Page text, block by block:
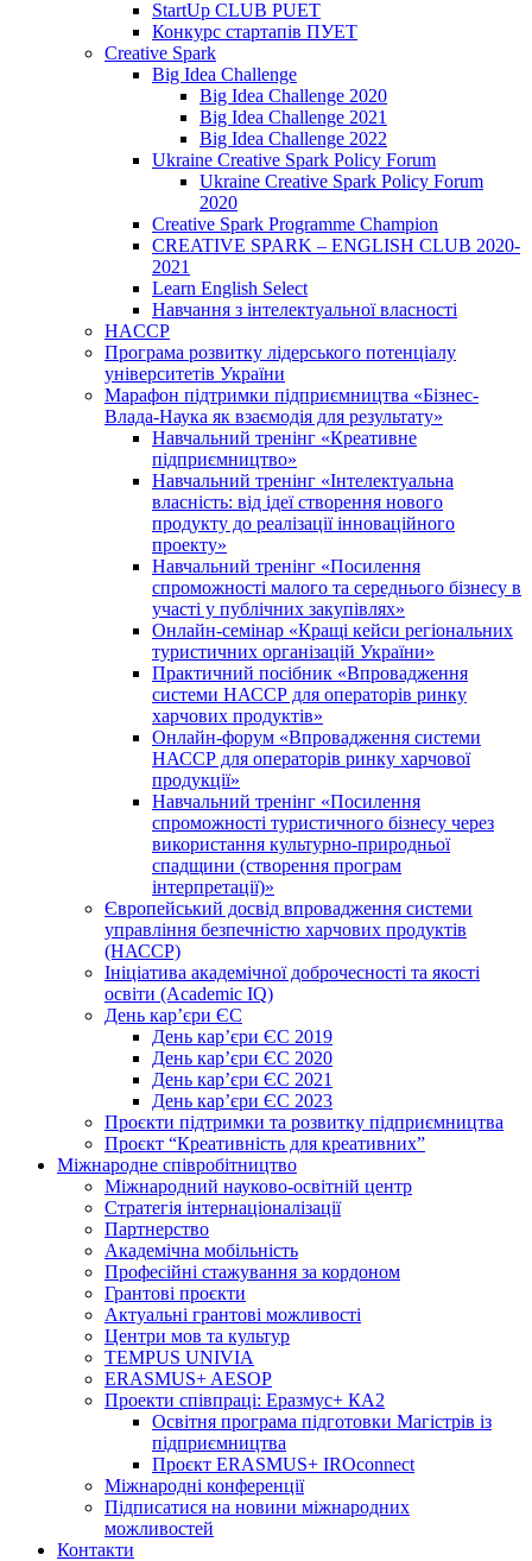
StartUp CLUB PUET
Конкурс стартапів ПУЕТ
Creative Spark
Big Idea Challenge
Big Idea Challenge 2020
Big Idea Challenge 2021
Big Idea Challenge 2022
Ukraine Creative Spark Policy Forum
Ukraine Creative Spark Policy Forum
2020
Creative Spark Programme Champion
CREATIVE SPARK – ENGLISH CLUB 2020-
2021
Learn English Select
Навчання з інтелектуальної власності
HACCP
Програма розвитку лідерського потенціалу
університетів України
Марафон підтримки підприємництва «Бізнес-
Влада-Наука як взаємодія для результату»
Навчальний тренінг «Креативне
підприємництво»
Навчальний тренінг «Інтелектуальна
власність: від ідеї створення нового
продукту до реалізації інноваційного
проекту»
Навчальний тренінг «Посилення
спроможності малого та середнього бізнесу в
участі у публічних закупівлях»
Онлайн-семінар «Кращі кейси регіональних
туристичних організацій України»
Практичний посібник «Впровадження
системи НАССР для операторів ринку
харчових продуктів»
Онлайн-форум «Впровадження системи
НАССР для операторів ринку харчової
продукції»
Навчальний тренінг «Посилення
спроможності туристичного бізнесу через
використання культурно-природньої
спадщини (створення програм
інтерпретації)»
Європейський досвід впровадження системи
управління безпечністю харчових продуктів
(НАССР)
Ініціатива академічної доброчесності та якості
освіти (Academic IQ)
День кар’єри ЄС
День кар’єри ЄС 2019
День кар’єри ЄС 2020
День кар’єри ЄС 2021
День кар’єри ЄС 2023
Проєкти підтримки та розвитку підприємництва
Проєкт “Креативність для креативних”
Міжнародне співробітництво
Міжнародний науково-освітній центр
Стратегія інтернаціоналізації
Партнерство
Академічна мобільність
Професійні стажування за кордоном
Грантові проєкти
Актуальні грантові можливості
Центри мов та культур
TEMPUS UNIVIA
ERASMUS+ AESOP
Проекти співпраці: Еразмус+ КА2
Освітня програма підготовки Магістрів із
підприємництва
Проєкт ERASMUS+ IROconnect
Міжнародні конференції
Підписатися на новини міжнародних
можливостей
Контакти